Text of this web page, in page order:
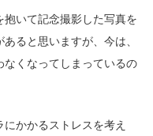
いて記念撮影した写真を
ると思いますが、今は、
なくなってしまっているの
かかるストレスを考え